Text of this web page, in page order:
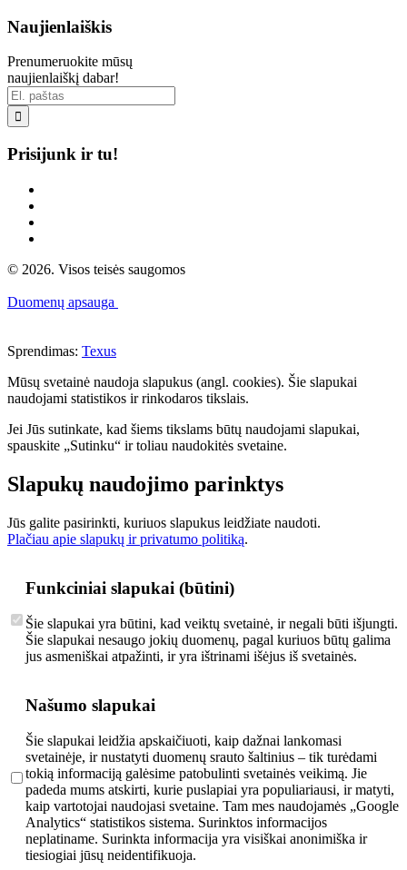
Naujienlaiškis
Prenumeruokite mūsų
naujienlaiškį dabar!

Prisijunk ir tu!
© 2026. Visos teisės saugomos
Duomenų apsauga
Sprendimas: Texus
Mūsų svetainė naudoja slapukus (angl. cookies). Šie slapukai
naudojami statistikos ir rinkodaros tikslais.
Jei Jūs sutinkate, kad šiems tikslams būtų naudojami slapukai,
spauskite „Sutinku“ ir toliau naudokitės svetaine.
Slapukų naudojimo parinktys
Jūs galite pasirinkti, kuriuos slapukus leidžiate naudoti.
Plačiau apie slapukų ir privatumo politiką.
Funkciniai slapukai (būtini)
Šie slapukai yra būtini, kad veiktų svetainė, ir negali būti išjungti.
Šie slapukai nesaugo jokių duomenų, pagal kuriuos būtų galima
jus asmeniškai atpažinti, ir yra ištrinami išėjus iš svetainės.
Našumo slapukai
Šie slapukai leidžia apskaičiuoti, kaip dažnai lankomasi
svetainėje, ir nustatyti duomenų srauto šaltinius – tik turėdami
tokią informaciją galėsime patobulinti svetainės veikimą. Jie
padeda mums atskirti, kurie puslapiai yra populiariausi, ir matyti,
kaip vartotojai naudojasi svetaine. Tam mes naudojamės „Google
Analytics“ statistikos sistema. Surinktos informacijos
neplatiname. Surinkta informacija yra visiškai anonimiška ir
tiesiogiai jūsų neidentifikuoja.